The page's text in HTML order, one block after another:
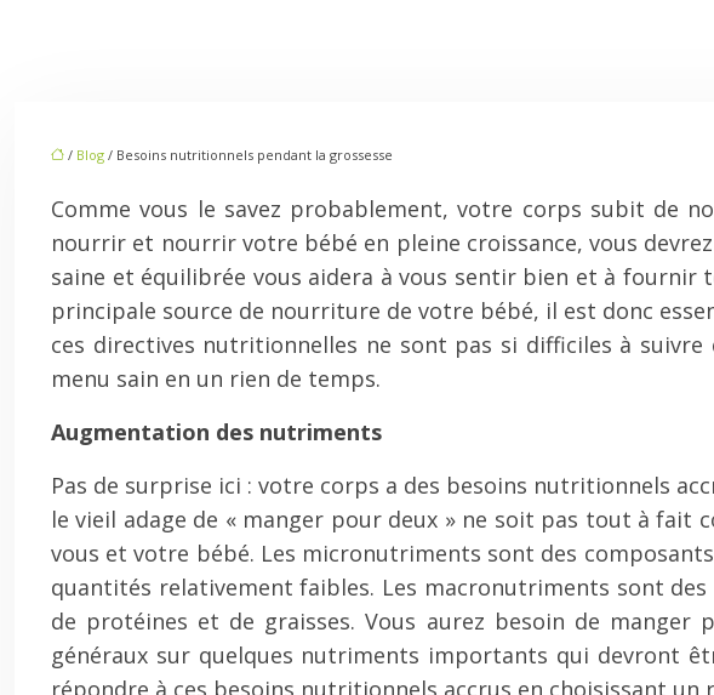
/ Blog / Besoins nutritionnels pendant la grossesse
Comme vous le savez probablement, votre corps subit de
nourrir et nourrir votre bébé en pleine croissance, vous
saine et équilibrée vous aidera à vous sentir bien et à
principale source de nourriture de votre bébé, il est donc
ces directives nutritionnelles ne sont pas si difficiles à
menu sain en un rien de temps.
Augmentation des nutriments
Pas de surprise ici : votre corps a des besoins nutritionnels
le vieil adage de « manger pour deux » ne soit pas tout à
vous et votre bébé. Les micronutriments sont des
quantités relativement faibles. Les macronutriments sont
de protéines et de graisses. Vous aurez besoin de manger
généraux sur quelques nutriments importants qui devront
répondre à ces besoins nutritionnels accrus en choisissant